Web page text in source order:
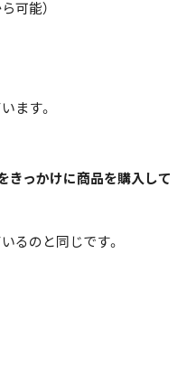
可能）
ます。
きっかけに商品を購入して
るのと同じです。